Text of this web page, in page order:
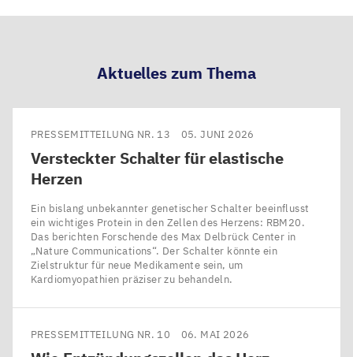
Aktuelles zum Thema
PRESSEMITTEILUNG NR. 13 05. JUNI 2026
Versteckter Schalter für elastische
Herzen
Ein bislang unbekannter genetischer Schalter beeinflusst
ein wichtiges Protein in den Zellen des Herzens: RBM20.
Das berichten Forschende des Max Delbrück Center in ​
„Nature Communications“. Der Schalter könnte ein
Zielstruktur für neue Medikamente sein, um
Kardiomyopathien präziser zu behandeln.
PRESSEMITTEILUNG NR. 10 06. MAI 2026